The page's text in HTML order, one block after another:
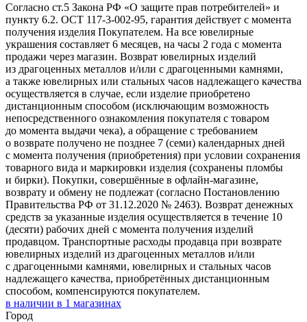
Согласно ст.5 Закона РФ «О защите прав потребителей» и
пункту 6.2. ОСТ 117-3-002-95, гарантия действует с момента
получения изделия Покупателем. На все ювелирные
украшения составляет 6 месяцев, на часы 2 года с момента
продажи через магазин. Возврат ювелирных изделий
из драгоценных металлов и/или с драгоценными камнями,
а также ювелирных или стальных часов надлежащего качества
осуществляется в случае, если изделие приобретено
дистанционным способом (исключающим возможность
непосредственного ознакомления покупателя с товаром
до момента выдачи чека), а обращение с требованием
о возврате получено не позднее 7 (семи) календарных дней
с момента получения (приобретения) при условии сохранения
товарного вида и маркировки изделия (сохранены пломбы
и бирки). Покупки, совершённые в офлайн-магазине,
возврату и обмену не подлежат (согласно Постановлению
Правительства РФ от 31.12.2020 № 2463). Возврат денежных
средств за указанные изделия осуществляется в течение 10
(десяти) рабочих дней с момента получения изделий
продавцом. Транспортные расходы продавца при возврате
ювелирных изделий из драгоценных металлов и/или
с драгоценными камнями, ювелирных и стальных часов
надлежащего качества, приобретённых дистанционным
способом, компенсируются покупателем.
в наличии в 1 магазинах
Город